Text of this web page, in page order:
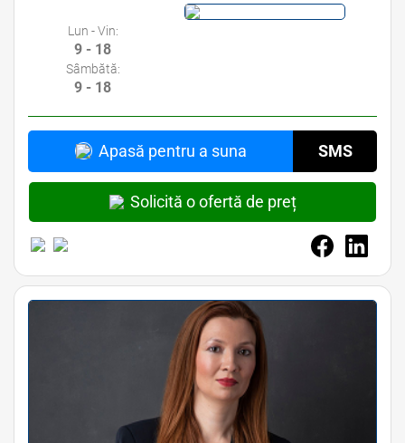
Lun - Vin:
9 - 18
Sâmbătă:
9 - 18
Apasă pentru a suna SMS
Solicită o ofertă de preț